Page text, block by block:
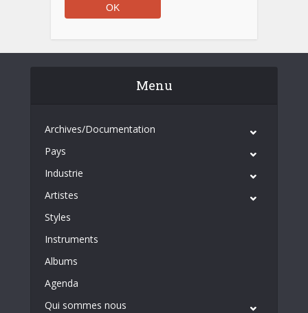
Menu
Archives/Documentation
Pays
Industrie
Artistes
Styles
Instruments
Albums
Agenda
Qui sommes nous